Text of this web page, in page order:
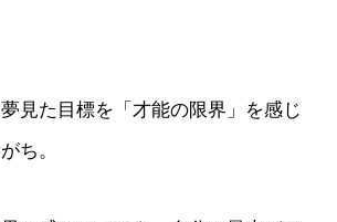
見た目標を「才能の限界」を感じ
ち。